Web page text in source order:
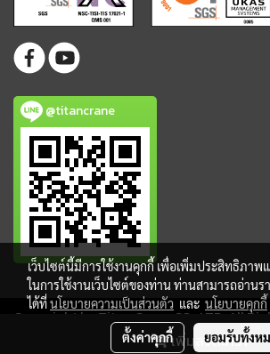
เพิ่มลงตะกร้า
@titancrane
Copy right by Titan Crane CO., LTD. All
ผู้เข้าชมวันนี้ 87
เว็บไซต์นี้มีการใช้งานคุกกี้ เพื่อเพิ่มประสิทธิภา
ในการใช้งานเว็บไซต์ของท่าน ท่านสามารถอ่านร
ได้ที่นโยบายความเป็นส่วนตัว และ นโยบายคุกกี้
ตั้งค่าคุกกี้ ยอมรับทั้งห